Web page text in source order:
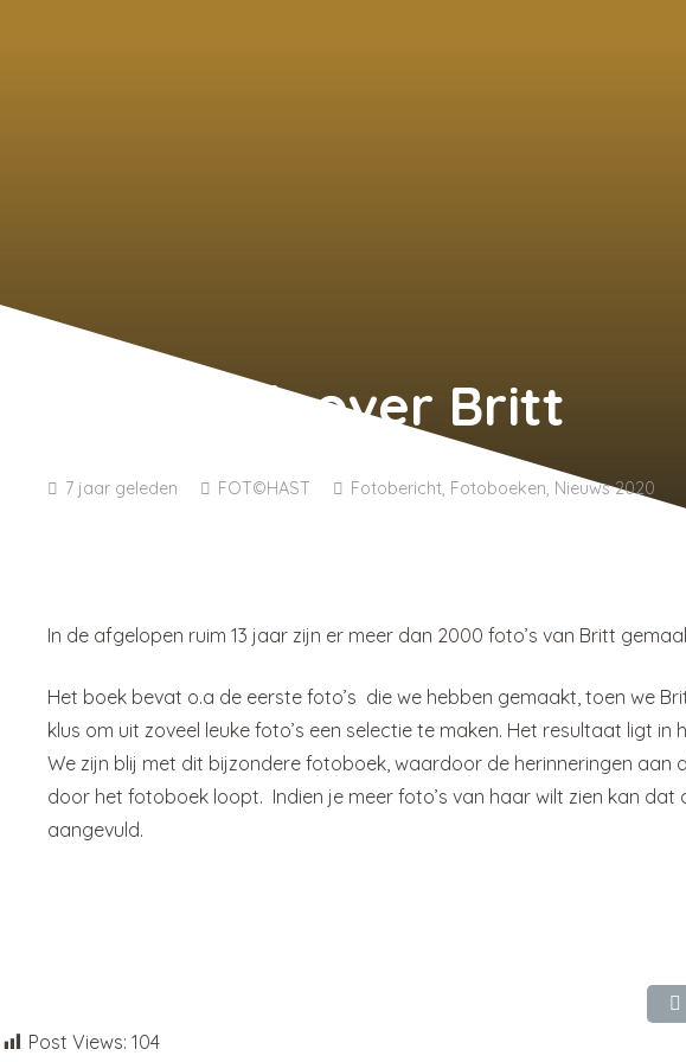
Fotoboek over Britt
7 jaar geleden FOT©HAST Fotobericht, Fotoboeken Nieuws 2020
In de afgelopen ruim 13 jaar zijn er meer dan 2000 foto’s van Britt
Het boek bevat o.a de eerste foto’s die we hebben gemaakt, toen we
klus om uit zoveel leuke foto’s een selectie te maken. Het resultaat ligt
We zijn blij met dit bijzondere fotoboek, waardoor de herinneringen
door het fotoboek loopt. Indien je meer foto’s van haar wilt zien kan dat
aangevuld.
Post Views: 104